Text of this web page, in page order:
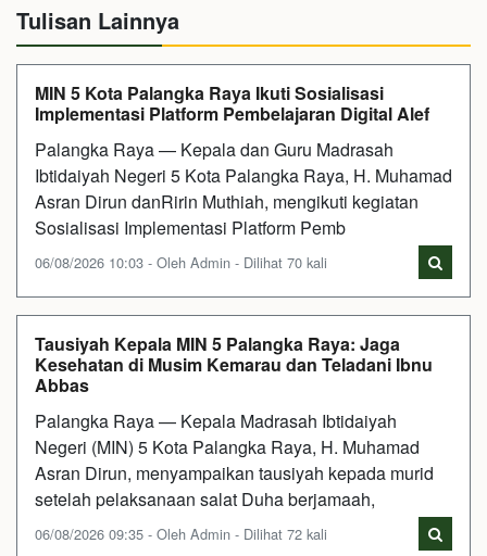
Tulisan Lainnya
MIN 5 Kota Palangka Raya Ikuti Sosialisasi
Implementasi Platform Pembelajaran Digital Alef
Palangka Raya — Kepala dan Guru Madrasah
Ibtidaiyah Negeri 5 Kota Palangka Raya, H. Muhamad
Asran Dirun danRirin Muthiah, mengikuti kegiatan
Sosialisasi Implementasi Platform Pemb
06/08/2026 10:03 - Oleh Admin - Dilihat 70 kali
Tausiyah Kepala MIN 5 Palangka Raya: Jaga
Kesehatan di Musim Kemarau dan Teladani Ibnu
Abbas
Palangka Raya — Kepala Madrasah Ibtidaiyah
Negeri (MIN) 5 Kota Palangka Raya, H. Muhamad
Asran Dirun, menyampaikan tausiyah kepada murid
setelah pelaksanaan salat Duha berjamaah,
06/08/2026 09:35 - Oleh Admin - Dilihat 72 kali